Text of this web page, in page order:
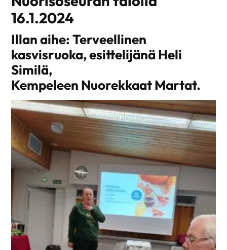
16.1.2024
Illan aihe: Terveellinen
kasvisruoka, esittelijänä Heli
Similä,
Kempeleen Nuorekkaat Martat.